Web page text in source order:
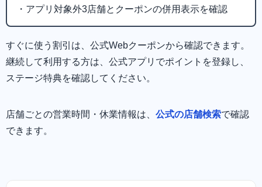
・アプリ対象外3店舗とクーポンの併用表示を確認
すぐに使う割引は、公式Webクーポンから確認できます。
継続して利用する方は、公式アプリでポイントを登録し、
ステージ特典を確認してください。
店舗ごとの営業時間・休業情報は、 公式の店舗検索で確認
できます。